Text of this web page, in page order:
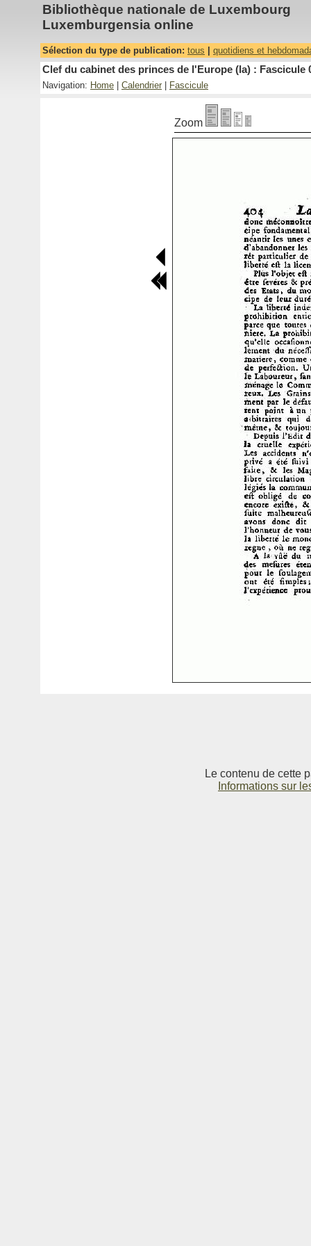
Bibliothèque nationale de Luxembourg
Luxemburgensia online
Sélection du type de publication: tous quotidiens et
Clef du cabinet des princes de l'Europe (la) : Fascicule
Navigation: Home Calendrier Fascicule
Zoom
Le contenu de cette
Informations sur